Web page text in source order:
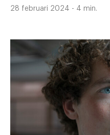
28 februari 2024 - 4 min.